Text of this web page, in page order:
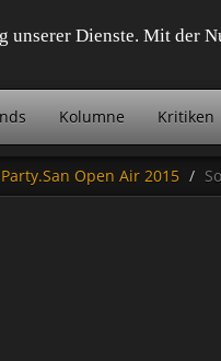
Dienste. Mit der
Kolumne Kritiken
Party.San Open Air 2015